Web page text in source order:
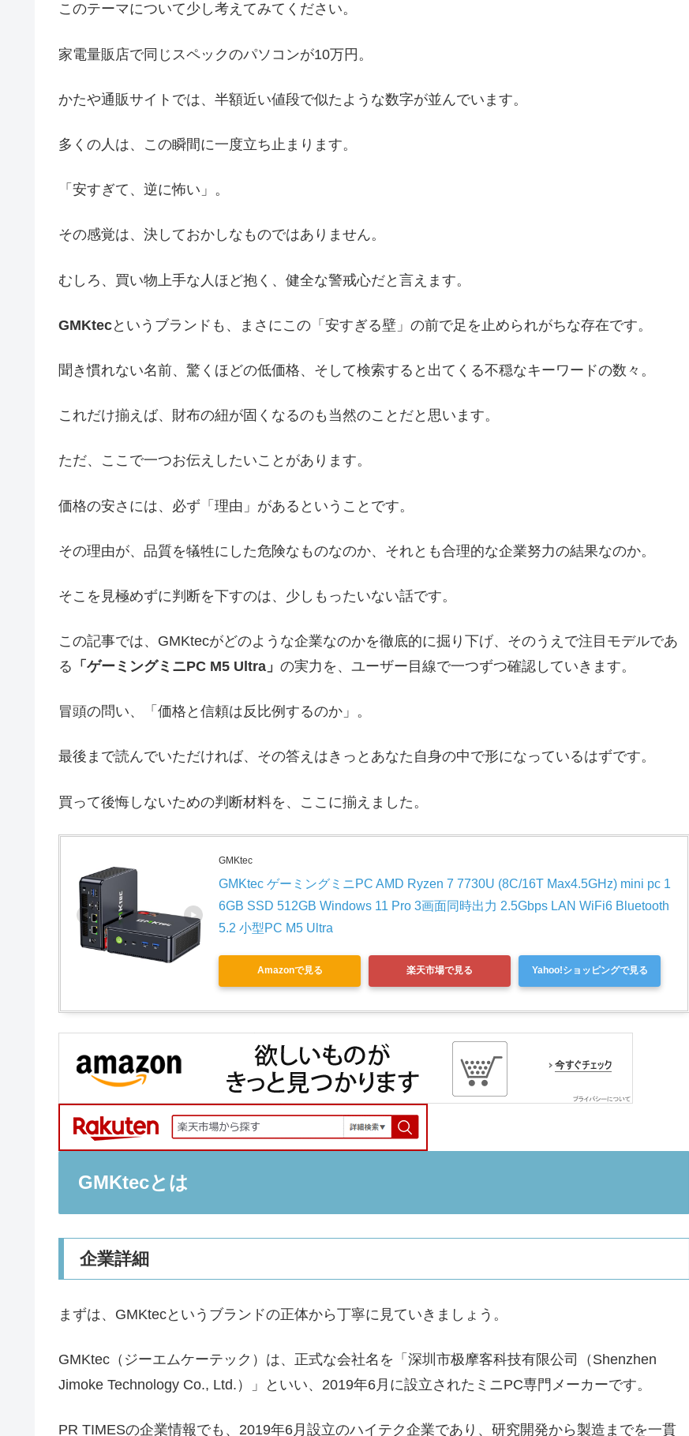
このテーマについて少し考えてみてください。
家電量販店で同じスペックのパソコンが10万円。
かたや通販サイトでは、半額近い値段で似たような数字が並んでいます。
多くの人は、この瞬間に一度立ち止まります。
「安すぎて、逆に怖い」。
その感覚は、決しておかしなものではありません。
むしろ、買い物上手な人ほど抱く、健全な警戒心だと言えます。
GMKtecというブランドも、まさにこの「安すぎる壁」の前で足を止められがちな存在です。
聞き慣れない名前、驚くほどの低価格、そして検索すると出てくる不穏なキーワードの数々。
これだけ揃えば、財布の紐が固くなるのも当然のことだと思います。
ただ、ここで一つお伝えしたいことがあります。
価格の安さには、必ず「理由」があるということです。
その理由が、品質を犠牲にした危険なものなのか、それとも合理的な企業努力の結果なのか。
そこを見極めずに判断を下すのは、少しもったいない話です。
この記事では、GMKtecがどのような企業なのかを徹底的に掘り下げ、そのうえで注目モデルであ
る 「ゲーミングミニPC M5 Ultra」 の実力を、ユーザー目線で一つずつ確認していきます。
冒頭の問い、「価格と信頼は反比例するのか」。
最後まで読んでいただければ、その答えはきっとあなた自身の中で形になっているはずです。
買って後悔しないための判断材料を、ここに揃えました。
GMKtec
GMKtec ゲーミングミニPC AMD Ryzen 7 7730U (8C/16T Max4.5GHz) mini pc 1
6GB SSD 512GB Windows 11 Pro 3画面同時出力 2.5Gbps LAN WiFi6 Bluetooth
5.2 小型PC M5 Ultra
Amazonで見る 楽天市場で見る Yahoo!ショッピングで見る
GMKtecとは
企業詳細
まずは、GMKtecというブランドの正体から丁寧に見ていきましょう。
GMKtec（ジーエムケーテック）は、正式な会社名を「深圳市极摩客科技有限公司（Shenzhen
Jimoke Technology Co., Ltd.）」といい、2019年6月に設立されたミニPC専門メーカーです。
PR TIMESの企業情報でも、2019年6月設立のハイテク企業であり、研究開発から製造までを一貫